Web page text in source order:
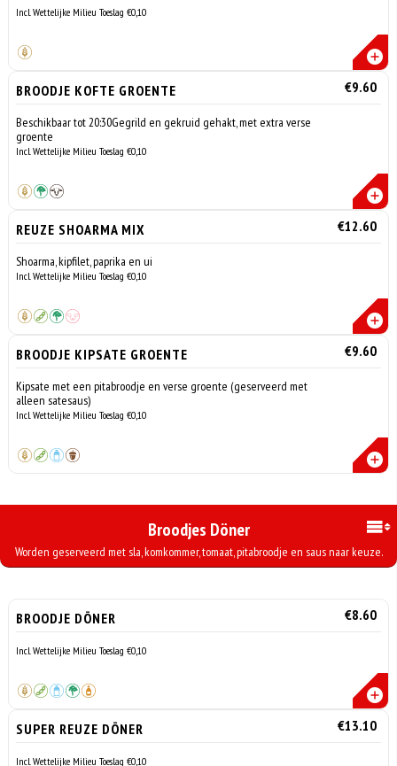
Incl. Wettelijke Milieu Toeslag €0,10
BROODJE KOFTE GROENTE €9.60
Beschikbaar tot 20:30Gegrild en gekruid gehakt, met extra verse
groente
Incl. Wettelijke Milieu Toeslag €0,10
REUZE SHOARMA MIX €12.60
Shoarma, kipfilet, paprika en ui
Incl. Wettelijke Milieu Toeslag €0,10
BROODJE KIPSATE GROENTE €9.60
Kipsate met een pitabroodje en verse groente (geserveerd met
alleen satesaus)
Incl. Wettelijke Milieu Toeslag €0,10
Broodjes Döner
Worden geserveerd met sla, komkommer, tomaat, pitabroodje en saus naar keuze.
BROODJE DÖNER €8.60
Incl. Wettelijke Milieu Toeslag €0,10
SUPER REUZE DÖNER €13.10
Incl. Wettelijke Milieu Toeslag €0,10